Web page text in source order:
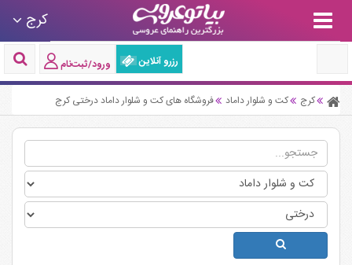
کرج
رزرو آنلاین ورود/ثبت‌نام
کرج کت و شلوار داماد فروشگاه های کت و شلوار داماد درختی کرج